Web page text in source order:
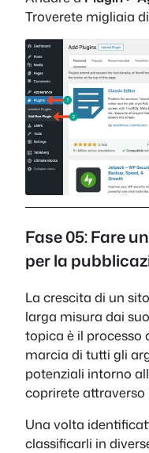
Troverete migliaia
Fase 05: Fare
per la
La crescita di un
larga misura dai
topica è il processo
marcia di tutti gli
potenziali intorno
coprirete attraverso
Una volta
classificarli in